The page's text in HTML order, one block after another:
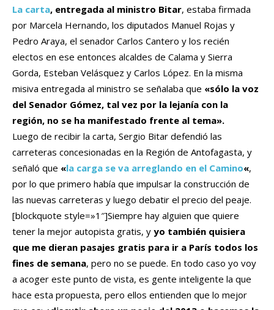
La carta, entregada al ministro Bitar, estaba firmada
por Marcela Hernando, los diputados Manuel Rojas y
Pedro Araya, el senador Carlos Cantero y los recién
electos en ese entonces alcaldes de Calama y Sierra
Gorda, Esteban Velásquez y Carlos López. En la misma
misiva entregada al ministro se señalaba que «sólo la voz
del Senador Gómez, tal vez por la lejanía con la
región, no se ha manifestado frente al tema».
Luego de recibir la carta, Sergio Bitar defendió las
carreteras concesionadas en la Región de Antofagasta, y
señaló que «la carga se va arreglando en el Camino«,
por lo que primero había que impulsar la construcción de
las nuevas carreteras y luego debatir el precio del peaje.
[blockquote style=»1″]Siempre hay alguien que quiere
tener la mejor autopista gratis, y yo también quisiera
que me dieran pasajes gratis para ir a París todos los
fines de semana, pero no se puede. En todo caso yo voy
a acoger este punto de vista, es gente inteligente la que
hace esta propuesta, pero ellos entienden que lo mejor